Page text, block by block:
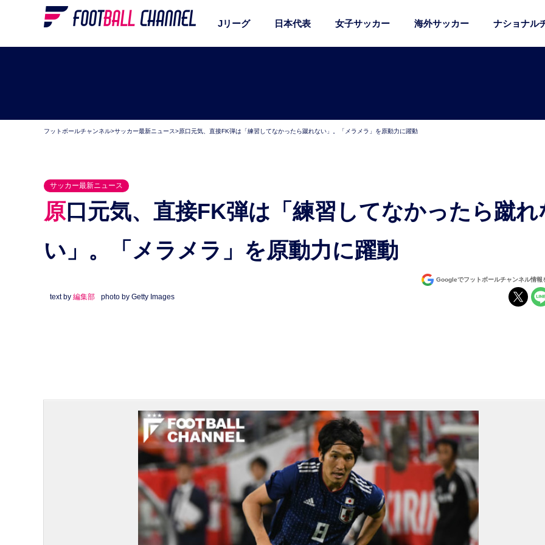
Jリーグ 日本代表 女子サッカー 海外サッカー ナショナル
フットボールチャンネル>サッカー最新ニュース>原口元気、直接FK弾は「練習してなかったら蹴れない」。「メラメラ」を原動力に躍動
サッカー最新ニュース
原口元気、直接FK弾は「練習してなかったら蹴れな
い」。「メラメラ」を原動力に躍動
Googleでフットボールチャンネル情報
text by 編集部 photo by Getty Images